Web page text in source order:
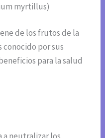
myrtillus)
de los frutos de la
por sus
para la salud